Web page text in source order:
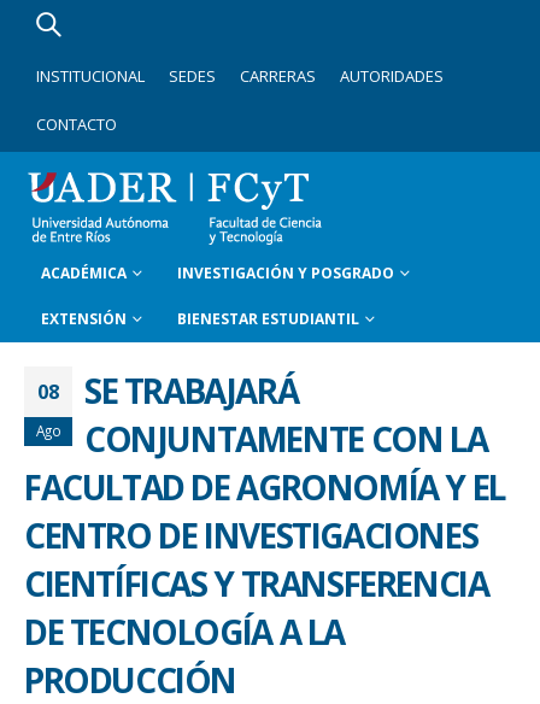
INSTITUCIONAL SEDES CARRERAS AUTORIDADES
CONTACTO
ACADÉMICA INVESTIGACIÓN Y POSGRADO
EXTENSIÓN BIENESTAR ESTUDIANTIL
08
Ago
SE TRABAJARÁ
CONJUNTAMENTE CON LA
FACULTAD DE AGRONOMÍA Y EL
CENTRO DE INVESTIGACIONES
CIENTÍFICAS Y TRANSFERENCIA
DE TECNOLOGÍA A LA
PRODUCCIÓN